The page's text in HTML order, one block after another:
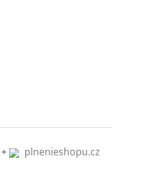
+ plnenieshopu.cz